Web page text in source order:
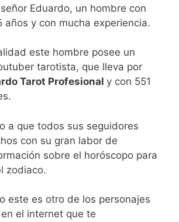
Eduardo, un hombre con
años y con mucha experiencia.
este hombre posee un
tarotista, que lleva por
Tarot Profesional y con 551
a que todos sus seguidores
con su gran labor de
sobre el horóscopo para
zodiaco.
este es otro de los personajes
el internet que te